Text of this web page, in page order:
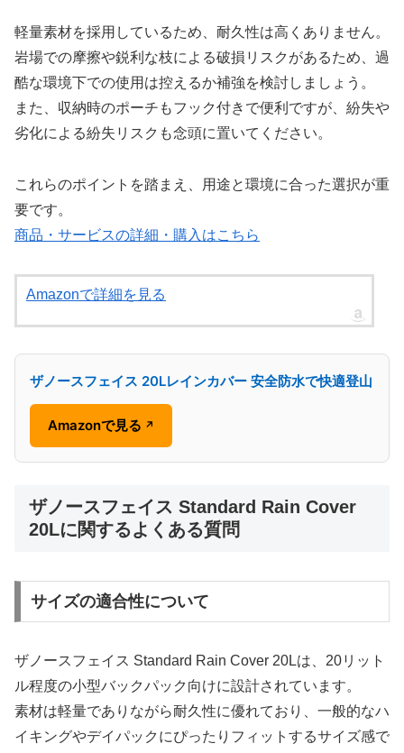
軽量素材を採用しているため、耐久性は高くありません。
岩場での摩擦や鋭利な枝による破損リスクがあるため、過
酷な環境下での使用は控えるか補強を検討しましょう。
また、収納時のポーチもフック付きで便利ですが、紛失や
劣化による紛失リスクも念頭に置いてください。
これらのポイントを踏まえ、用途と環境に合った選択が重
要です。
商品・サービスの詳細・購入はこちら
Amazonで詳細を見る
ザノースフェイス 20Lレインカバー 安全防水で快適登山
Amazonで見る ↗
ザノースフェイス Standard Rain Cover
20Lに関するよくある質問
サイズの適合性について
ザノースフェイス Standard Rain Cover 20Lは、20リット
ル程度の小型バックパック向けに設計されています。
素材は軽量でありながら耐久性に優れており、一般的なハ
イキングやデイパックにぴったりフィットするサイズ感で